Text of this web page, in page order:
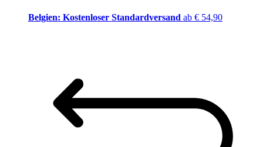
Belgien: Kostenloser Standardversand ab € 54,90